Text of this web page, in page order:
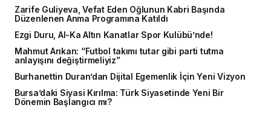
Zarife Guliyeva, Vefat Eden Oğlunun Kabri Başında
Düzenlenen Anma Programına Katıldı
Ezgi Duru, Al-Ka Altın Kanatlar Spor Kulübü’nde!
Mahmut Arıkan: “Futbol takımı tutar gibi parti tutma
anlayışını değiştirmeliyiz”
Burhanettin Duran’dan Dijital Egemenlik İçin Yeni Vizyon
Bursa’daki Siyasi Kırılma: Türk Siyasetinde Yeni Bir
Dönemin Başlangıcı mı?